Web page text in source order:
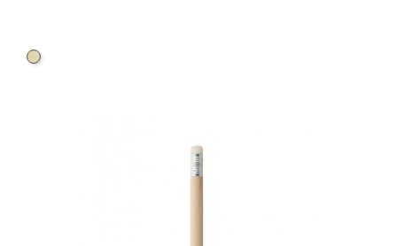
Naturel